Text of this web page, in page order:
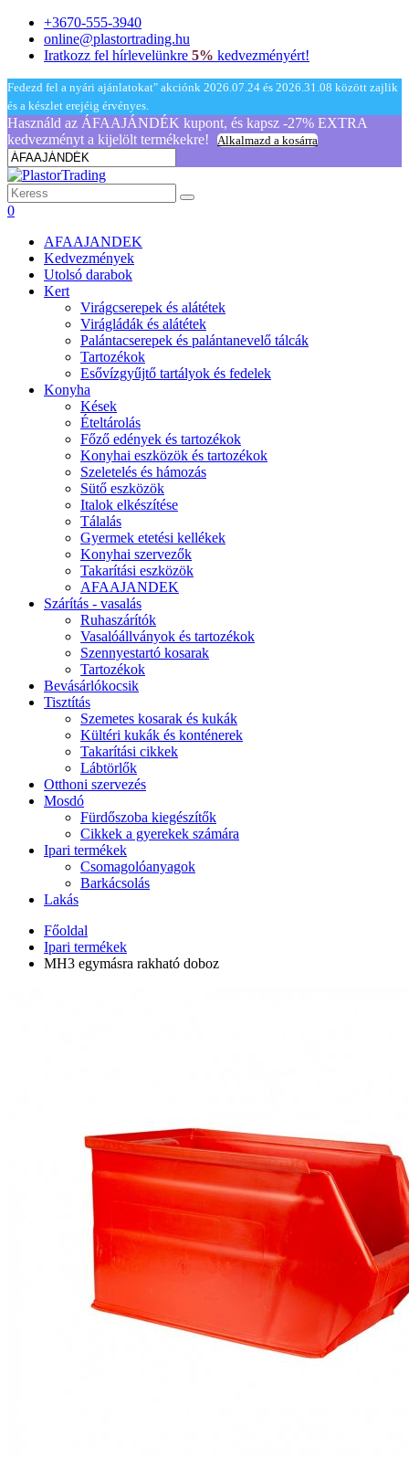
+3670-555-3940
online@plastortrading.hu
Iratkozz fel hírlevelünkre 5% kedvezményért!
Fedezd fel a nyári ajánlatokat" akciónk 2026.07.24 és 2026.31.08 között zajlik
és a készlet erejéig érvényes.
Használd az ÁFAAJÁNDÉK kupont, és kapsz -27% EXTRA
kedvezményt a kijelölt termékekre!
Alkalmazd a kosárra
0
AFAAJANDEK
Kedvezmények
Utolsó darabok
Kert
Virágcserepek és alátétek
Virágládák és alátétek
Palántacserepek és palántanevelő tálcák
Tartozékok
Esővízgyűjtő tartályok és fedelek
Konyha
Kések
Ételtárolás
Főző edények és tartozékok
Konyhai eszközök és tartozékok
Szeletelés és hámozás
Sütő eszközök
Italok elkészítése
Tálalás
Gyermek etetési kellékek
Konyhai szervezők
Takarítási eszközök
AFAAJANDEK
Szárítás - vasalás
Ruhaszárítók
Vasalóállványok és tartozékok
Szennyestartó kosarak
Tartozékok
Bevásárlókocsik
Tisztítás
Szemetes kosarak és kukák
Kültéri kukák és konténerek
Takarítási cikkek
Lábtörlők
Otthoni szervezés
Mosdó
Fürdőszoba kiegészítők
Cikkek a gyerekek számára
Ipari termékek
Csomagolóanyagok
Barkácsolás
Lakás
Főoldal
Ipari termékek
MH3 egymásra rakható doboz